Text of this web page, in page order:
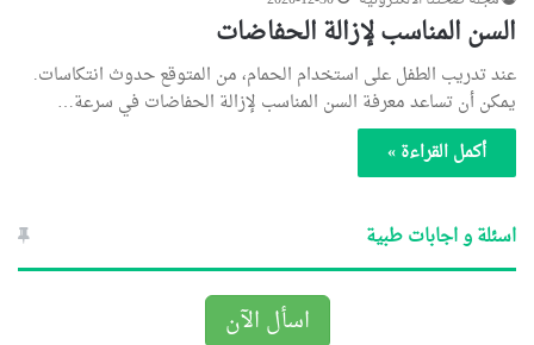
السن المناسب لإزالة الحفاضات
عند تدريب الطفل على استخدام الحمام، من المتوقع حدوث انتكاسات.
يمكن أن تساعد معرفة السن المناسب لإزالة الحفاضات في سرعة…
أكمل القراءة »
اسئلة و اجابات طبية
اسأل الآن